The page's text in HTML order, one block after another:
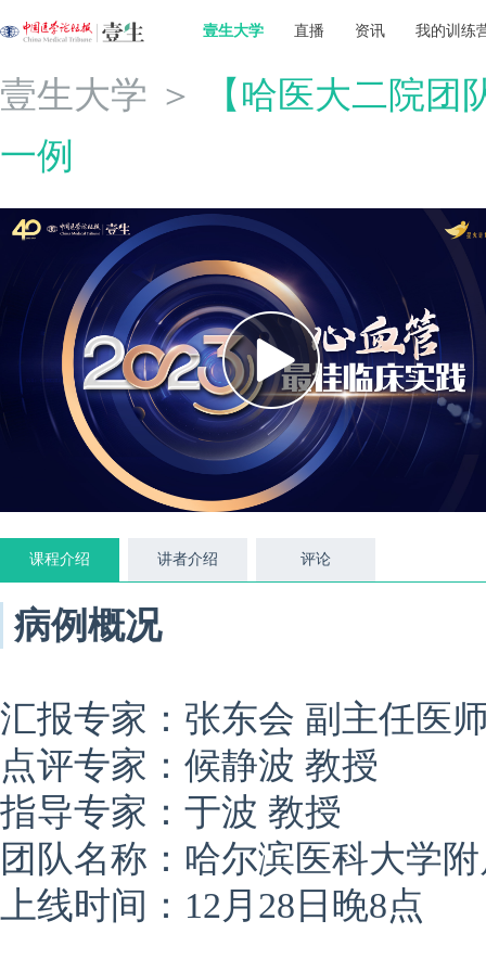
壹生大学 直播 资讯 我的训练
壹生大学 ＞
【哈医大二院
一例
课程介绍 讲者介绍 评论
病例概况
汇报专家：张东会 副主任医
点评专家：候静波 教授
指导专家：于波 教授
团队名称：哈尔滨医科大学
上线时间：12月28日晚8点